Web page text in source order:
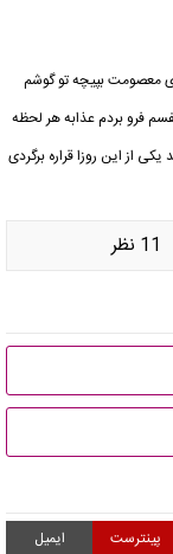
معصومت بپیچه تو گوشم
فرو بردم عذابه هر لحظه
از این روزا قراره برگردی
11 نظر
پینترست ایمیل